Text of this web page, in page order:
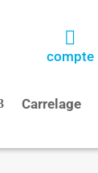

compte
Carrelage